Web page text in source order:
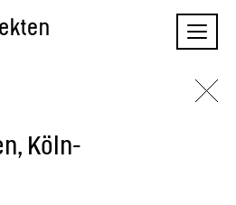
Köln-